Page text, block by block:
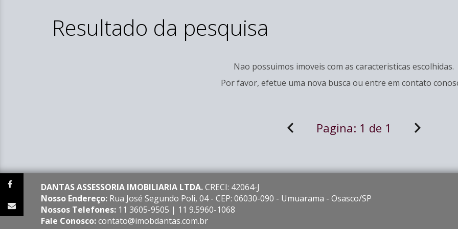
Resultado da pesquisa
Nao possuimos imoveis com as caracteristicas escolhidas.
Por favor, efetue uma nova busca ou entre em contato
Pagina: 1 de 1
DANTAS ASSESSORIA IMOBILIARIA LTDA.CRECI: 42064-J
Nosso Endereço: Rua José Segundo Poli, 04 - CEP: 06030-090 - Umuarama - Osasco/SP
Nossos Telefones: 11 3605-9505 | 11 9.5960-1068
Fale Conosco:contato@imobdantas.com.br